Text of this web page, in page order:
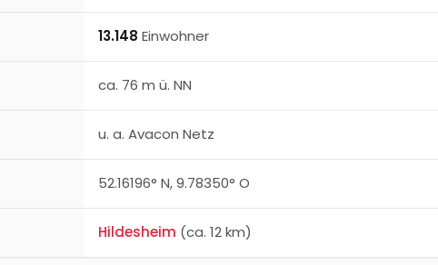
13.148 Einwohner
ca. 76 m ü. NN
u. a. Avacon Netz
52.16196° N,9.78350° O
Hildesheim (ca. 12 km)